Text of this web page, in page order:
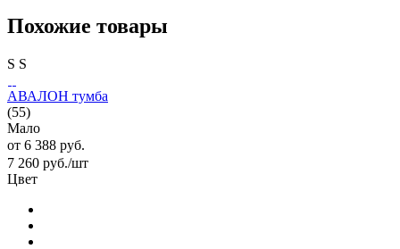
Похожие товары
S S
АВАЛОН тумба
(55)
Мало
от 6 388 руб.
7 260 руб./шт
Цвет